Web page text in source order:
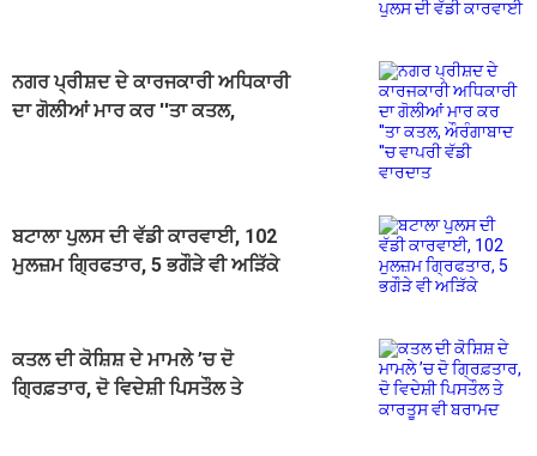
ਨਗਰ ਪ੍ਰੀਸ਼ਦ ਦੇ ਕਾਰਜਕਾਰੀ ਅਧਿਕਾਰੀ
ਦਾ ਗੋਲੀਆਂ ਮਾਰ ਕਰ ''ਤਾ ਕਤਲ,
ਬਟਾਲਾ ਪੁਲਸ ਦੀ ਵੱਡੀ ਕਾਰਵਾਈ, 102
ਮੁਲਜ਼ਮ ਗ੍ਰਿਫਤਾਰ, 5 ਭਗੌੜੇ ਵੀ ਅੜਿੱਕੇ
ਕਤਲ ਦੀ ਕੋਸ਼ਿਸ਼ ਦੇ ਮਾਮਲੇ ’ਚ ਦੋ
ਗ੍ਰਿਫ਼ਤਾਰ, ਦੋ ਵਿਦੇਸ਼ੀ ਪਿਸਤੌਲ ਤੇ